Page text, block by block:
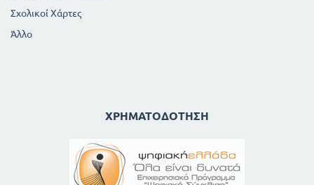
Σχολικοί Χάρτες
Άλλο
ΧΡΗΜΑΤΟΔΌΤΗΣΗ